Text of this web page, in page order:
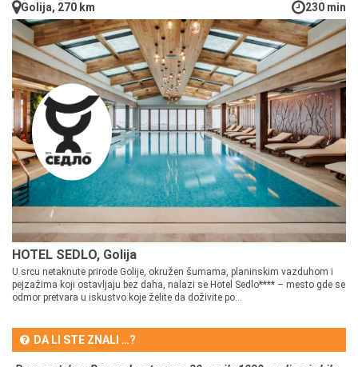
Golija, 270 km 230 min
HOTEL SEDLO, Golija
U srcu netaknute prirode Golije, okružen šumama, planinskim vazduhom i
pejzažima koji ostavljaju bez daha, nalazi se Hotel Sedlo**** – mesto gde se
odmor pretvara u iskustvo koje želite da doživite po...
DA LI STE ZNALI …?